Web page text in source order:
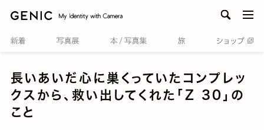
長いあいだ心に巣くっていたコンプレッ
クスから、救い出してくれた「Z 30」の
こと